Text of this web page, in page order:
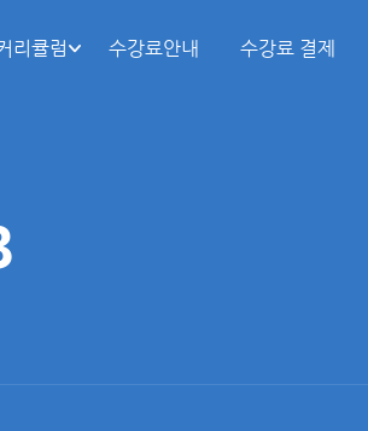
리큘럼 수강료안내 수강료 결제